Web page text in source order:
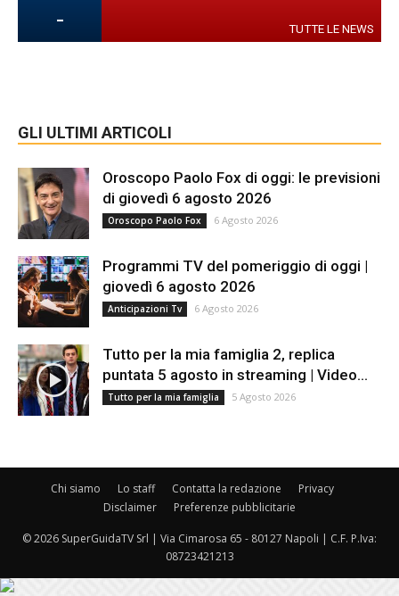
- TUTTE LE NEWS
GLI ULTIMI ARTICOLI
Oroscopo Paolo Fox di oggi: le previsioni
di giovedì 6 agosto 2026
Oroscopo Paolo Fox 6 Agosto 2026
Programmi TV del pomeriggio di oggi |
giovedì 6 agosto 2026
Anticipazioni Tv 6 Agosto 2026
Tutto per la mia famiglia 2, replica
puntata 5 agosto in streaming | Video...
Tutto per la mia famiglia 5 Agosto 2026
Chi siamo Lo staff Contatta la redazione
Privacy
Disclaimer
Preferenze pubblicitarie
© 2026 SuperGuidaTV Srl | Via Cimarosa 65 - 80127 Napoli | C.F. P.Iva:
08723421213